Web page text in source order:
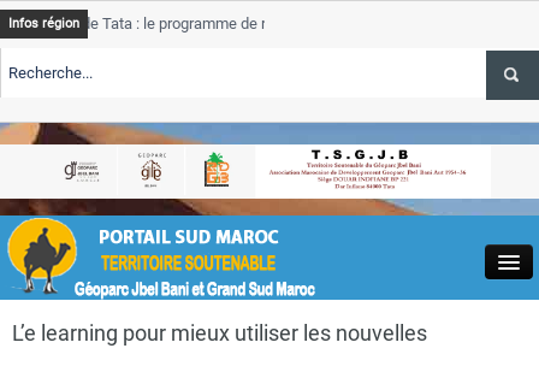
Close
Infos région
de Tata : le programme de rehabilitation post-inondations
TSGJB Tourisme : l’ONMT renforce l’aerien a Dakhla et
Tata
TSGJB Tourisme au Maroc : Transavia renforce les vols Paris-
L’e learning pour mieux utiliser les nouvelles